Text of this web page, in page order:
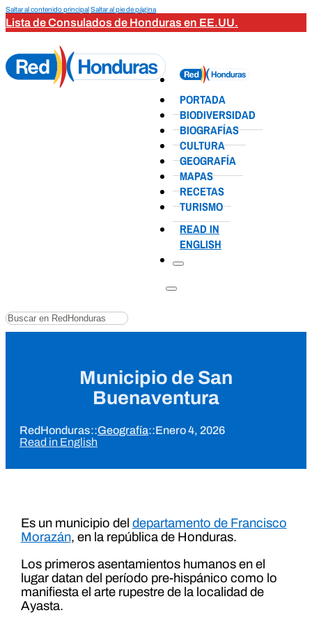
Saltar al contenido principalSaltar al pie de página
Lista de Consulados de Honduras en EE.UU.
PORTADA
BIODIVERSIDAD
BIOGRAFÍAS
CULTURA
GEOGRAFÍA
MAPAS
RECETAS
TURISMO
READ IN
ENGLISH
Buscar
Municipio de San
Buenaventura
RedHonduras::Geografía::Enero 4, 2026
Read in English
Es un municipio del departamento de Francisco
Morazán, en la república de Honduras.
Los primeros asentamientos humanos en el
lugar datan del período pre-hispánico como lo
manifiesta el arte rupestre de la localidad de
Ayasta.